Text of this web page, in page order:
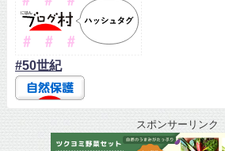
#50世紀
スポンサーリンク